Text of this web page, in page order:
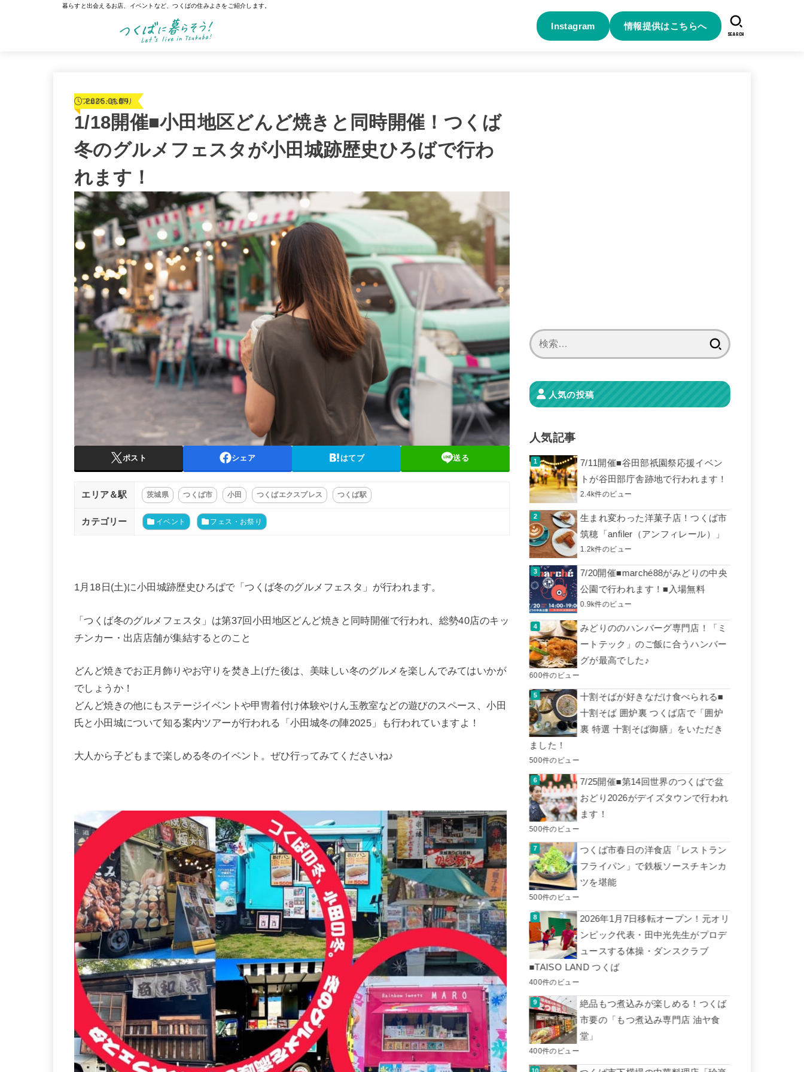
暮らすと出会えるお店、イベントなど、つくばの住みよさをご紹介します。
Instagram 情報提供はこちらへ
SEARCH
フェス・お祭り
2025.01.09
1/18開催■小田地区どんど焼きと同時開催！つくば
冬のグルメフェスタが小田城跡歴史ひろばで行わ
れます！
ポスト シェア はてブ 送る
エリア＆駅 茨城県 つくば市 小田 つくばエクスプレス つくば駅
カテゴリー イベント フェス・お祭り
1月18日(土)に小田城跡歴史ひろばで「つくば冬のグルメフェスタ」が行われます。
「つくば冬のグルメフェスタ」は第37回小田地区どんど焼きと同時開催で行われ、総勢40店のキッ
チンカー・出店店舗が集結するとのこと
どんど焼きでお正月飾りやお守りを焚き上げた後は、美味しい冬のグルメを楽しんでみてはいかが
でしょうか！
どんど焼きの他にもステージイベントや甲冑着付け体験やけん玉教室などの遊びのスペース、小田
氏と小田城について知る案内ツアーが行われる「小田城冬の陣2025」も行われていますよ！
大人から子どもまで楽しめる冬のイベント。ぜひ行ってみてくださいね♪
人気の投稿
人気記事
7/11開催■谷田部祇園祭応援イベン
トが谷田部庁舎跡地で行われます！
2.4k件のビュー
生まれ変わった洋菓子店！つくば市
筑穂「anfiler（アンフィレール）」
1.2k件のビュー
7/20開催■marché88がみどりの中央
公園で行われます！■入場無料
0.9k件のビュー
みどりののハンバーグ専門店！「ミ
ートテック」のご飯に合うハンバー
グが最高でした♪
600件のビュー
十割そばが好きなだけ食べられる■
十割そば 囲炉裏 つくば店で「囲炉
裏 特選 十割そば御膳」をいただき
ました！
500件のビュー
7/25開催■第14回世界のつくばで盆
おどり2026がデイズタウンで行われ
ます！
500件のビュー
つくば市春日の洋食店「レストラン
フライパン」で鉄板ソースチキンカ
ツを堪能
500件のビュー
2026年1月7日移転オープン！元オリ
ンピック代表・田中光先生がプロデ
ュースする体操・ダンスクラブ
■TAISO LAND つくば
400件のビュー
絶品もつ煮込みが楽しめる！つくば
市要の「もつ煮込み専門店 油ヤ食
堂」
400件のビュー